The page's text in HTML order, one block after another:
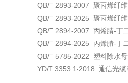
QB/T 2893-2007 聚丙烯纤
QB/T 2893-2025 聚丙烯纤
QB/T 2894-2007 丙烯腈-丁
QB/T 2894-2025 丙烯腈-丁
QB/T 5785-2022 塑料除水
YD/T 3353.1-2018 通信光缆